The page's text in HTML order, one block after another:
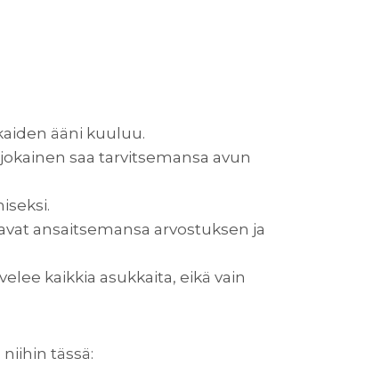
ääni kuuluu.
saa tarvitsemansa avun
ansaitsemansa arvostuksen ja
kaikkia asukkaita, eikä vain
tässä: